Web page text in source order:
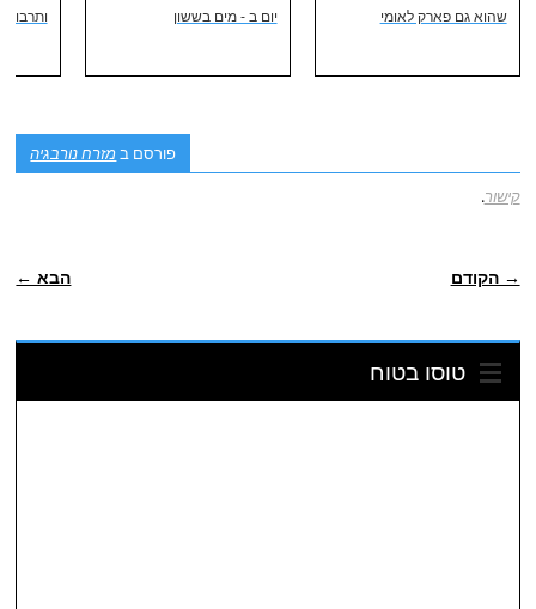
שהוא גם פארק לאומי
יום ב - מים בששון
פורסם במזרח נורבגיה
קישור.
→ הקודם הבא ←
טוסו בטוח